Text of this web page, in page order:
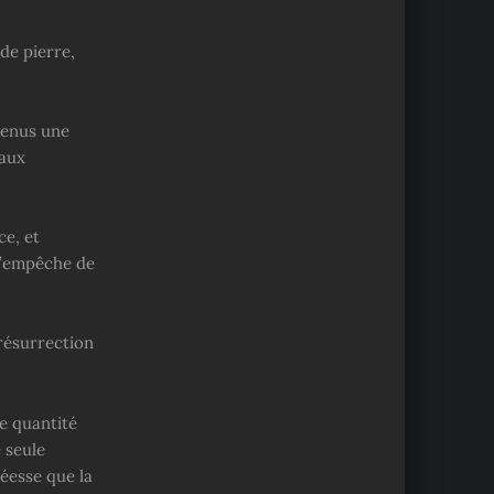
pierre,
une
et
de
quantité
seule
que la